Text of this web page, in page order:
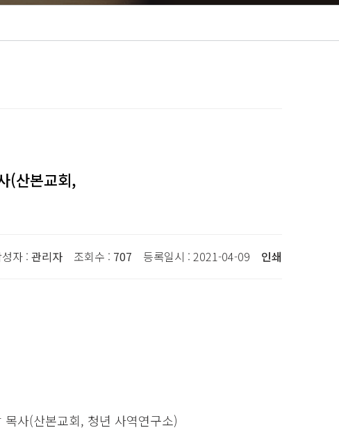
(산본교회,
자 : 관리자 조회수 : 707 등록일시 : 2021-04-09 인쇄
목사(산본교회, 청년 사역연구소)